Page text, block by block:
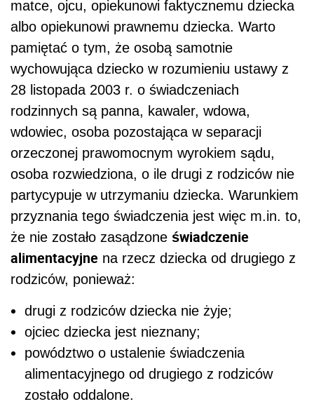
matce, ojcu, opiekunowi faktycznemu dziecka
albo opiekunowi prawnemu dziecka. Warto
pamiętać o tym, że osobą samotnie
wychowująca dziecko w rozumieniu ustawy z
28 listopada 2003 r. o świadczeniach
rodzinnych są panna, kawaler, wdowa,
wdowiec, osoba pozostająca w separacji
orzeczonej prawomocnym wyrokiem sądu,
osoba rozwiedziona, o ile drugi z rodziców nie
partycypuje w utrzymaniu dziecka. Warunkiem
przyznania tego świadczenia jest więc m.in. to,
że nie zostało zasądzone świadczenie
alimentacyjne na rzecz dziecka od drugiego z
rodziców, ponieważ:
drugi z rodziców dziecka nie żyje;
ojciec dziecka jest nieznany;
powództwo o ustalenie świadczenia
alimentacyjnego od drugiego z rodziców
zostało oddalone.